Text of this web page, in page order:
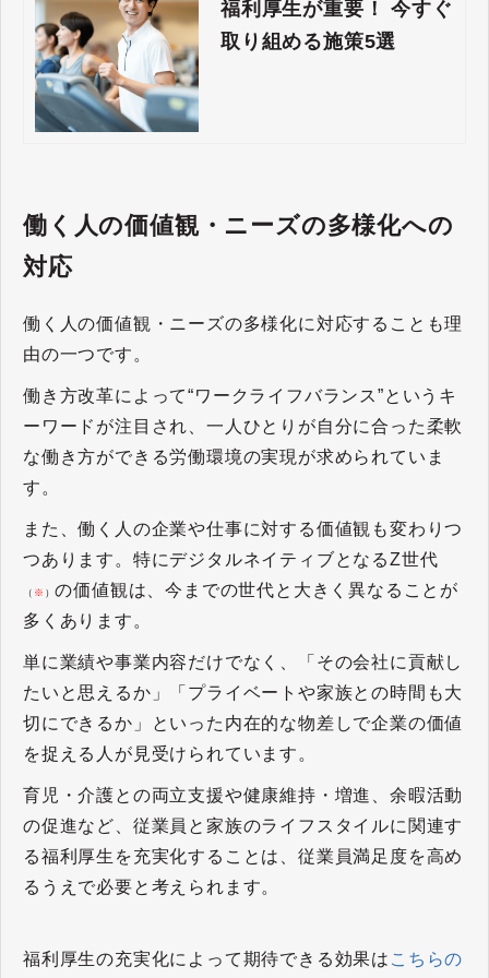
福利厚生が重要！ 今すぐ
取り組める施策5選
働く人の価値観・ニーズの多様化への
対応
働く人の価値観・ニーズの多様化に対応することも理
由の一つです。
働き方改革によって“ワークライフバランス”というキ
ーワードが注目され、一人ひとりが自分に合った柔軟
な働き方ができる労働環境の実現が求められていま
す。
また、働く人の企業や仕事に対する価値観も変わりつ
つあります。特にデジタルネイティブとなるZ世代
（ ※ ）の価値観は、今までの世代と大きく異なることが
多くあります。
単に業績や事業内容だけでなく、「その会社に貢献し
たいと思えるか」「プライベートや家族との時間も大
切にできるか」といった内在的な物差しで企業の価値
を捉える人が見受けられています。
育児・介護との両立支援や健康維持・増進、余暇活動
の促進など、従業員と家族のライフスタイルに関連す
る福利厚生を充実化することは、従業員満足度を高め
るうえで必要と考えられます。
福利厚生の充実化によって期待できる効果は こちらの